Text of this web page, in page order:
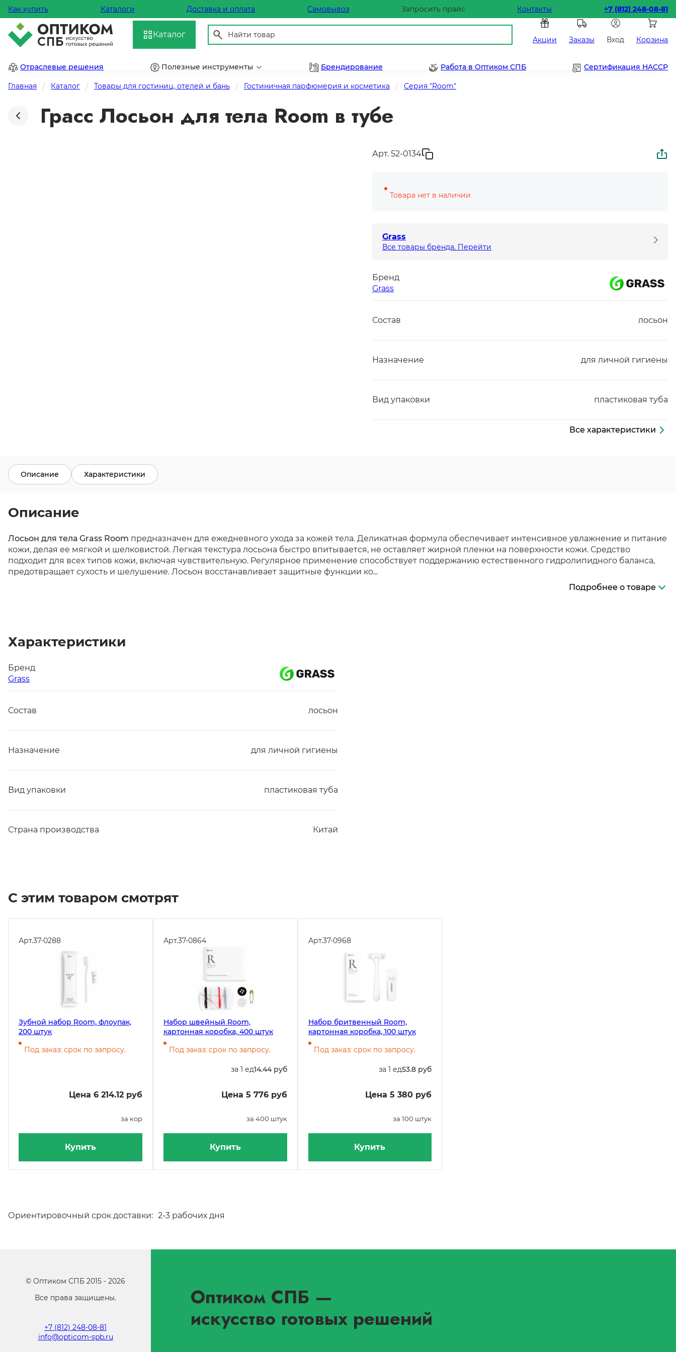
Как купить Каталоги Доставка и оплата Самовывоз Запросить прайс Контакты +7 (812) 248-08-81
Каталог
Акции Заказы Вход Корзина
Отраслевые решения Полезные инструменты Брендирование Работа в Оптиком СПБ Сертификация HACCP
Главная Каталог Товары для гостиниц, отелей и бань Гостиничная парфюмерия и косметика Серия "Room"
Грасс Лосьон для тела Room в тубе
Арт. 52-0134
Товара нет в наличии
Grass
Все товары бренда. Перейти
Бренд
Grass
Состав лосьон
Назначение для личной гигиены
Вид упаковки пластиковая туба
Все характеристики
Описание Характеристики
Описание
Лосьон для тела Grass Room предназначен для ежедневного ухода за кожей тела. Деликатная формула обеспечивает интенсивное увлажнение и питание
кожи, делая ее мягкой и шелковистой. Легкая текстура лосьона быстро впитывается, не оставляет жирной пленки на поверхности кожи. Средство
подходит для всех типов кожи, включая чувствительную. Регулярное применение способствует поддержанию естественного гидролипидного баланса,
предотвращает сухость и шелушение. Лосьон восстанавливает защитные функции ко...
Подробнее о товаре
Характеристики
Бренд
Grass
Состав лосьон
Назначение для личной гигиены
Вид упаковки пластиковая туба
Страна производства Китай
С этим товаром смотрят
Арт.37-0288
Зубной набор Room, флоупак,
200 штук
Под заказ: срок по запросу.
Цена 6 214.12 руб
за кор
Купить
Арт.37-0864
Набор швейный Room,
картонная коробка, 400 штук
Под заказ: срок по запросу.
за 1 ед14.44 руб
Цена 5 776 руб
за 400 штук
Купить
Арт.37-0968
Набор бритвенный Room,
картонная коробка, 100 штук
Под заказ: срок по запросу.
за 1 ед53.8 руб
Цена 5 380 руб
за 100 штук
Купить
Ориентировочный срок доставки: 2-3 рабочих дня
© Оптиком СПБ 2015 - 2026
Все права защищены.
+7 (812) 248-08-81
info@opticom-spb.ru
Оптиком СПБ —
искусство готовых решений